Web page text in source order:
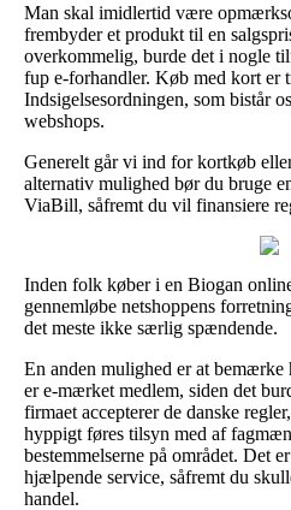
Man skal imidlertid være
frembyder et produkt til en
overkommelig, burde det i nogle
fup e-forhandler. Køb med kort er
Indsigelsesordningen, som bistår
webshops.
Generelt går vi ind for kortkøb
alternativ mulighed bør du bruge
ViaBill, såfremt du vil finansiere
Inden folk køber i en Biogan
gennemløbe netshoppens
det meste ikke særlig spændende.
En anden mulighed er at
er e-mærket medlem, siden det
firmaet accepterer de danske
hyppigt føres tilsyn med af
bestemmelserne på området. Det
hjælpende service, såfremt du
handel.